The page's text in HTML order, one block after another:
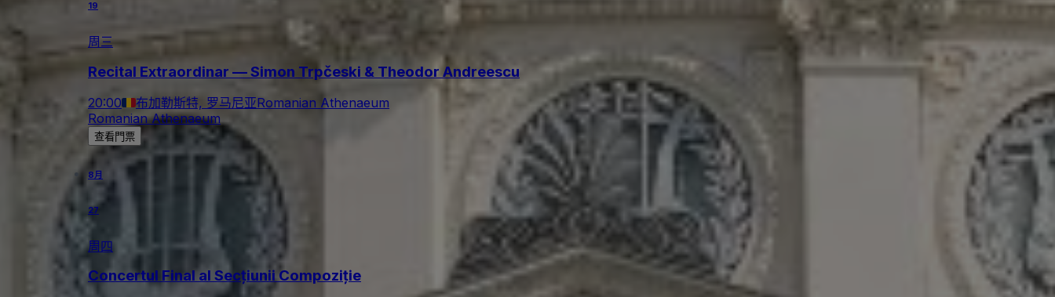
19
周三
Recital Extraordinar — Simon Trpčeski & Theodor Andreescu
20:00 布加勒斯特, 罗马尼亚Romanian Athenaeum
Romanian Athenaeum
查看門票
8月
27
周四
Concertul Final al Secțiunii Compoziție